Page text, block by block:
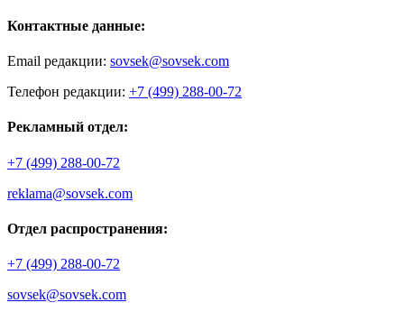
Контактные данные:
Email редакции: sovsek@sovsek.com
Телефон редакции: +7 (499) 288-00-72
Рекламный отдел:
+7 (499) 288-00-72
reklama@sovsek.com
Отдел распространения:
+7 (499) 288-00-72
sovsek@sovsek.com